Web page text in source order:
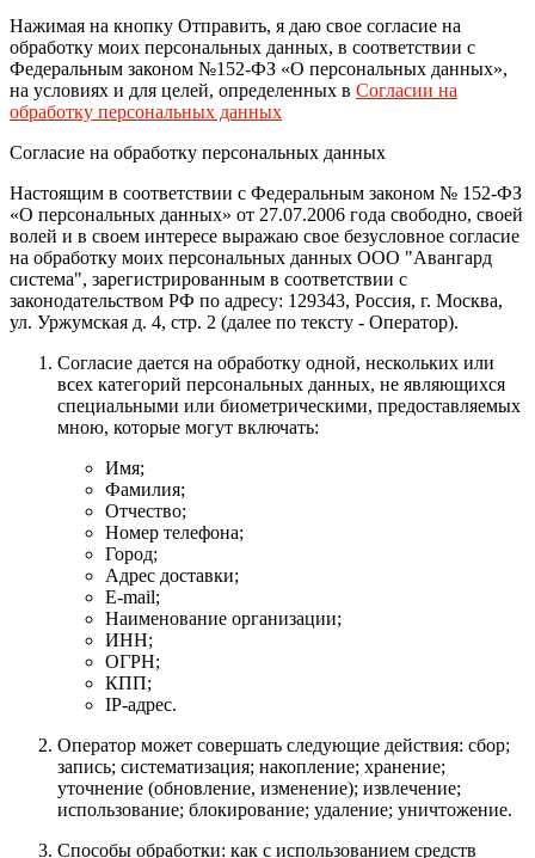
Нажимая на кнопку Отправить, я даю свое согласие на
обработку моих персональных данных, в соответствии с
Федеральным законом №152-ФЗ «О персональных данных»,
на условиях и для целей, определенных в Согласии на
обработку персональных данных
Согласие на обработку персональных данных
Настоящим в соответствии с Федеральным законом № 152-ФЗ
«О персональных данных» от 27.07.2006 года свободно, своей
волей и в своем интересе выражаю свое безусловное согласие
на обработку моих персональных данных ООО "Авангард
система", зарегистрированным в соответствии с
законодательством РФ по адресу: 129343, Россия, г. Москва,
ул. Уржумская д. 4, стр. 2 (далее по тексту - Оператор).
Согласие дается на обработку одной, нескольких или
всех категорий персональных данных, не являющихся
специальными или биометрическими, предоставляемых
мною, которые могут включать:
Имя;
Фамилия;
Отчество;
Номер телефона;
Город;
Адрес доставки;
E-mail;
Наименование организации;
ИНН;
ОГРН;
КПП;
IP-адрес.
Оператор может совершать следующие действия: сбор;
запись; систематизация; накопление; хранение;
уточнение (обновление, изменение); извлечение;
использование; блокирование; удаление; уничтожение.
Способы обработки: как с использованием средств